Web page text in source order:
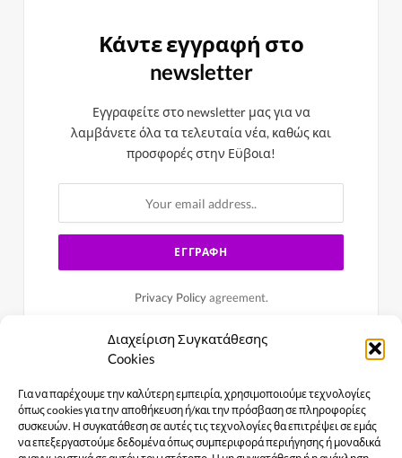
Διαχείριση Συγκατάθεσης
Cookies
Για να παρέχουμε την καλύτερη εμπειρία, χρησιμοποιούμε τεχνολογίες
όπως cookies για την αποθήκευση ή/και την πρόσβαση σε πληροφορίες
συσκευών. Η συγκατάθεση σε αυτές τις τεχνολογίες θα επιτρέψει σε εμάς
να επεξεργαστούμε δεδομένα όπως συμπεριφορά περιήγησης ή μοναδικά
Κάντε εγγραφή στο
newsletter
Εγγραφείτε στο newsletter μας για να
λαμβάνετε όλα τα τελευταία νέα, καθώς και
προσφορές στην Εϋβοια!
Privacy Policyagreement.